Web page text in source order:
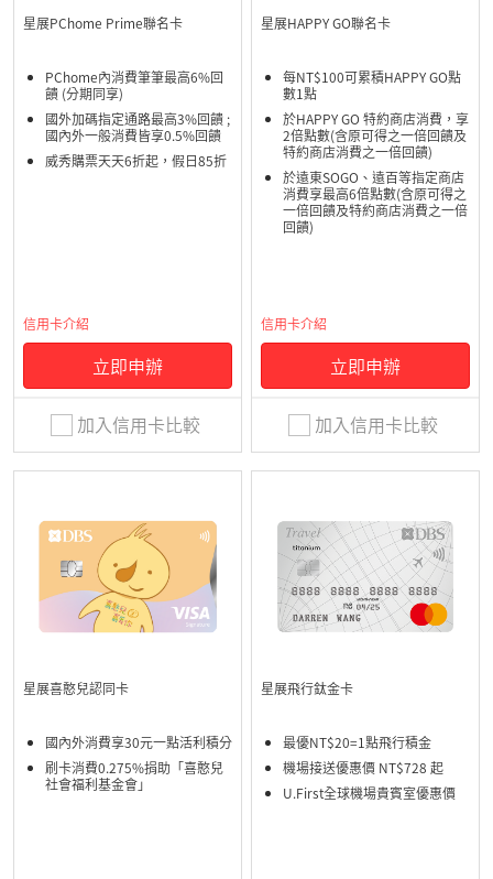
星展PChome Prime聯名卡
PChome內消費筆筆最高6%回
饋 (分期同享)
國外加碼指定通路最高3%回饋 ;
國內外一般消費皆享0.5%回饋
威秀購票天天6折起，假日85折
信用卡介紹
立即申辦
加入信用卡比較
星展HAPPY GO聯名卡
每NT$100可累積HAPPY GO點
數1點
於HAPPY GO 特約商店消費，享
2倍點數(含原可得之一倍回饋及
特約商店消費之一倍回饋)
於遠東SOGO、遠百等指定商店
消費享最高6倍點數(含原可得之
一倍回饋及特約商店消費之一倍
回饋)
信用卡介紹
立即申辦
加入信用卡比較
星展喜憨兒認同卡
國內外消費享30元一點活利積分
刷卡消費0.275%捐助「喜憨兒
社會福利基金會」
星展飛行鈦金卡
最優NT$20=1點飛行積金
機場接送優惠價 NT$728 起
U.First全球機場貴賓室優惠價